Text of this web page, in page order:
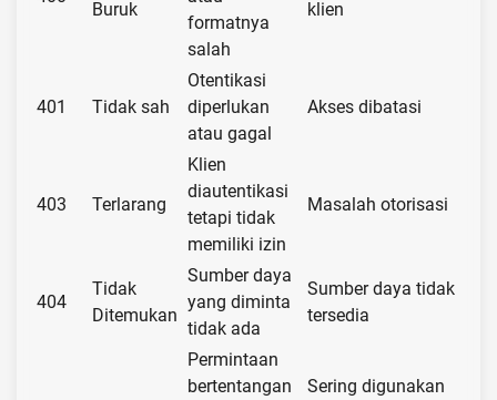
Buruk
formatnya
salah
klien
401 Tidak sah
Otentikasi
diperlukan
atau gagal
Akses dibatasi
403 Terlarang
Klien
diautentikasi
tetapi tidak
memiliki izin
Masalah otorisasi
404
Tidak
Ditemukan
Sumber daya
yang diminta
tidak ada
Sumber daya tidak
tersedia
Permintaan
bertentangan
Sering digunakan